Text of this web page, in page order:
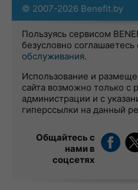
© 2007-2026 Benefit.by
Пользуясь сервисом
безусловно соглашаетесь
обслуживания.
Использование и
сайта возможно только с
администрации и с
гиперссылки на данный
Общайтесь с
нами в
соцсетях